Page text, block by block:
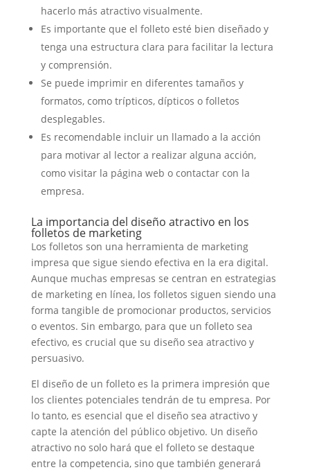
hacerlo más atractivo visualmente.
Es importante que el folleto esté bien diseñado y
tenga una estructura clara para facilitar la lectura
y comprensión.
Se puede imprimir en diferentes tamaños y
formatos, como trípticos, dípticos o folletos
desplegables.
Es recomendable incluir un llamado a la acción
para motivar al lector a realizar alguna acción,
como visitar la página web o contactar con la
empresa.
La importancia del diseño atractivo en los
folletos de marketing
Los folletos son una herramienta de marketing
impresa que sigue siendo efectiva en la era digital.
Aunque muchas empresas se centran en estrategias
de marketing en línea, los folletos siguen siendo una
forma tangible de promocionar productos, servicios
o eventos. Sin embargo, para que un folleto sea
efectivo, es crucial que su diseño sea atractivo y
persuasivo.
El diseño de un folleto es la primera impresión que
los clientes potenciales tendrán de tu empresa. Por
lo tanto, es esencial que el diseño sea atractivo y
capte la atención del público objetivo. Un diseño
atractivo no solo hará que el folleto se destaque
entre la competencia, sino que también generará